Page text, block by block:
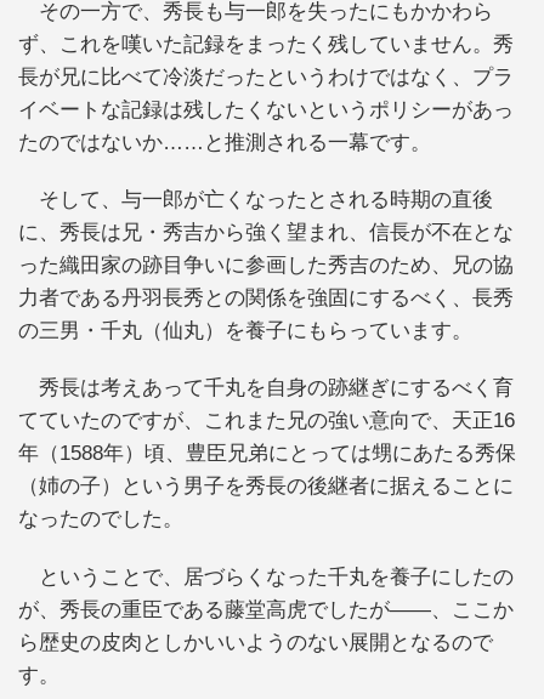
その一方で、秀長も与一郎を失ったにもかかわら
ず、これを嘆いた記録をまったく残していません。秀
長が兄に比べて冷淡だったというわけではなく、プラ
イベートな記録は残したくないというポリシーがあっ
たのではないか……と推測される一幕です。
そして、与一郎が亡くなったとされる時期の直後
に、秀長は兄・秀吉から強く望まれ、信長が不在とな
った織田家の跡目争いに参画した秀吉のため、兄の協
力者である丹羽長秀との関係を強固にするべく、長秀
の三男・千丸（仙丸）を養子にもらっています。
秀長は考えあって千丸を自身の跡継ぎにするべく育
てていたのですが、これまた兄の強い意向で、天正16
年（1588年）頃、豊臣兄弟にとっては甥にあたる秀保
（姉の子）という男子を秀長の後継者に据えることに
なったのでした。
ということで、居づらくなった千丸を養子にしたの
が、秀長の重臣である藤堂高虎でしたが――、ここか
ら歴史の皮肉としかいいようのない展開となるので
す。